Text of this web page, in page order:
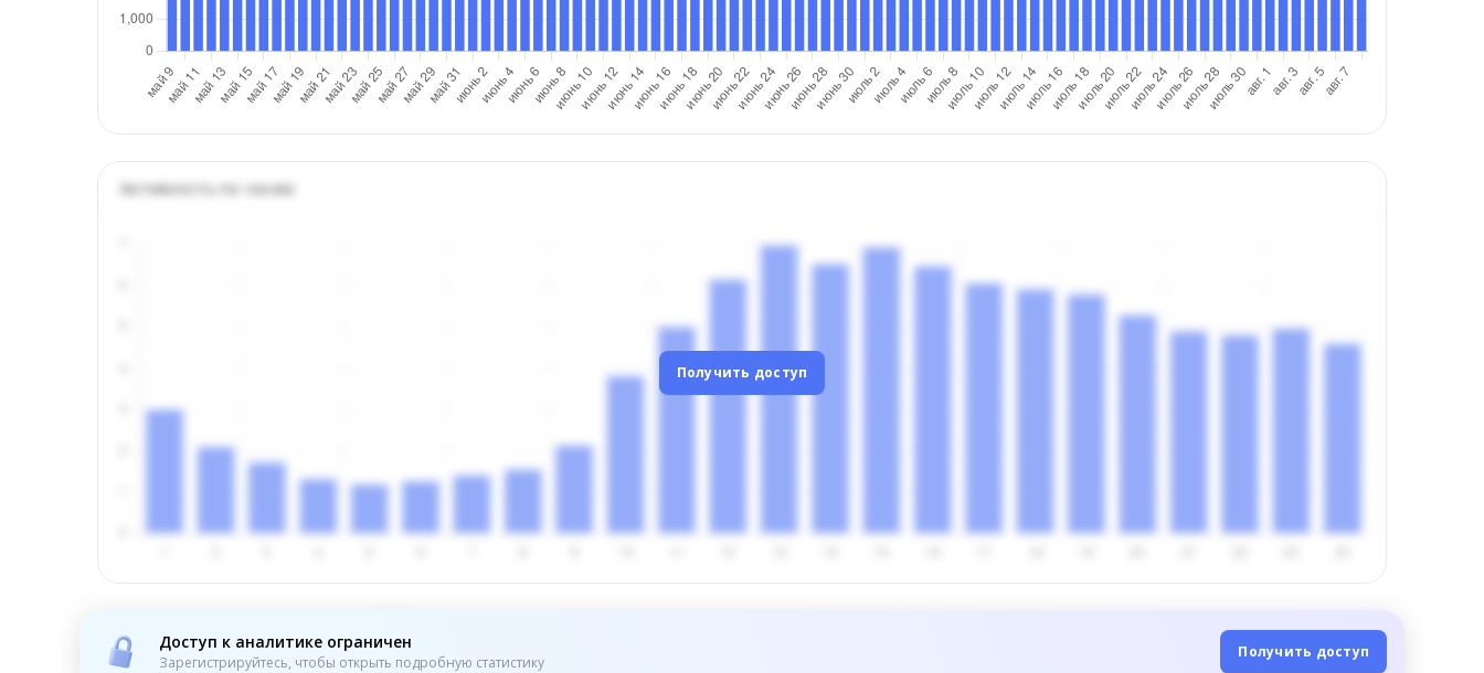
Активность по часам
Получить доступ
Доступ к аналитике ограничен
Зарегистрируйтесь, чтобы открыть подробную статистику
Получить доступ